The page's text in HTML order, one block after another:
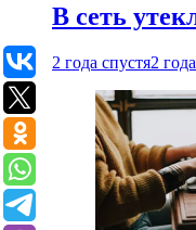
В сеть
2 года спустя2